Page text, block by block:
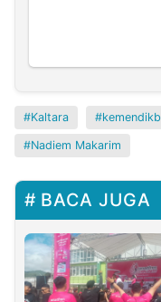
Kaltara
Nadiem Makarim
BACA JUGA